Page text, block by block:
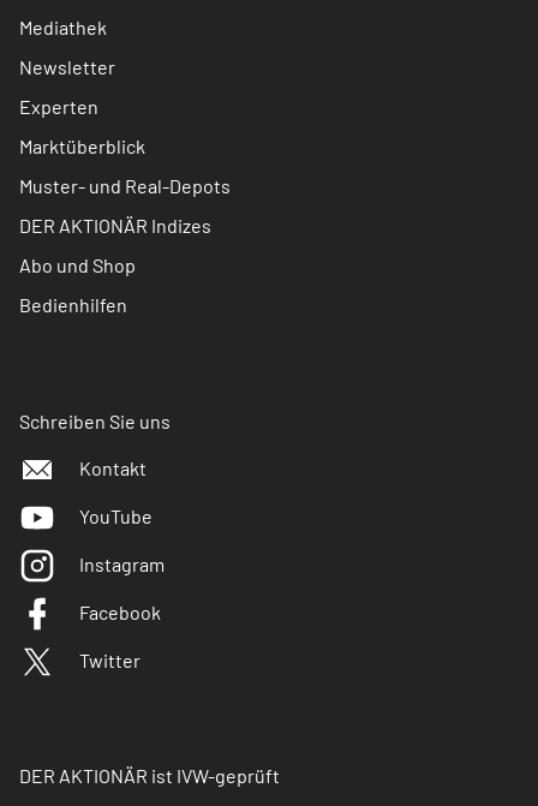
Mediathek
Newsletter
Experten
Marktüberblick
Muster- und Real-Depots
DER AKTIONÄR Indizes
Abo und Shop
Bedienhilfen
Schreiben Sie uns
Kontakt
YouTube
Instagram
Facebook
Twitter
DER AKTIONÄR ist IVW-geprüft